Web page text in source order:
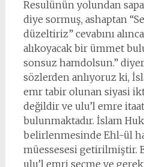
Resulünün yolundan
diye sormuş, ashaptan
düzeltiriz” cevabını
alıkoyacak bir ümmet
sonsuz hamdolsun.”
sözlerden anlıyoruz ki,
emr tabir olunan siyasi
değildir ve ulu’l emre
bulunmaktadır. İslam
belirlenmesinde Ehl-ül
müessesesi getirilmiştir.
ulu’l emri seçme ve